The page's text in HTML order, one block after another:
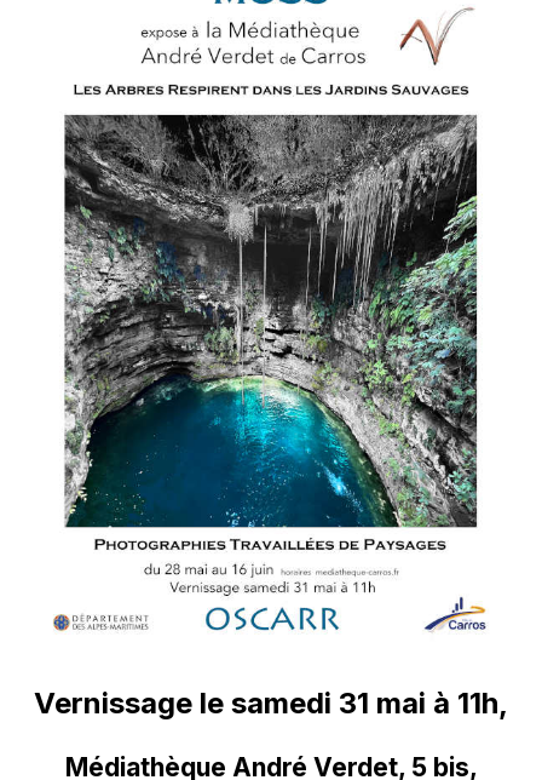
Vernissage le samedi 31 mai à 11h,
Médiathèque André Verdet, 5 bis,